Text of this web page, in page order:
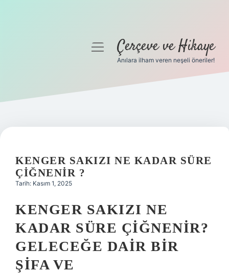
Gizlilik Politikası
Yasal Uyarı
menüyüÇerçeve ve Hikaye
Anılara ilham veren neşeli öneriler!
KENGER SAKIZI NE KADAR SÜRE
ÇIĞNENIR ?
Tarih: Kasım 1, 2025
KENGER SAKIZI NE
KADAR SÜRE ÇIĞNENIR?
GELECEĞE DAIR BIR
ŞIFA VE